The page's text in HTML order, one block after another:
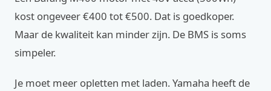
kost ongeveer €400 tot €500. Dat is goedkoper.
Maar de kwaliteit kan minder zijn. De BMS is soms
simpeler.
Je moet meer opletten met laden. Yamaha heeft de